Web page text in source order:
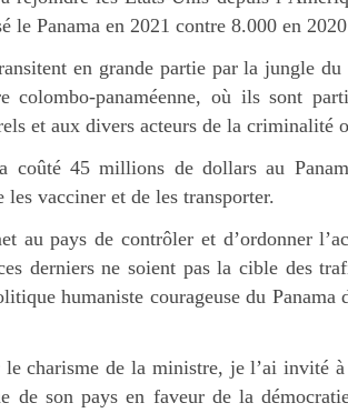
le Panama en 2021 contre 8.000 en
en grande partie par la jungle
colombo-panaméenne, où ils sont
et aux divers acteurs de la criminalité
a coûté 45 millions de dollars au
les vacciner et de les transporter.
au pays de contrôler et d’ordonner
derniers ne soient pas la cible des
humaniste courageuse du Panama
le charisme de la ministre, je l’ai invité
de son pays en faveur de la